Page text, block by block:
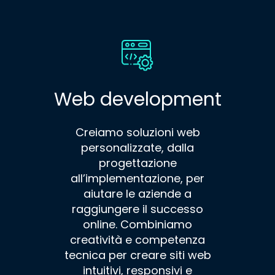
Web development
Creiamo soluzioni web
personalizzate, dalla
progettazione
all’implementazione, per
aiutare le aziende a
raggiungere il successo
online. Combiniamo
creatività e competenza
tecnica per creare siti web
intuitivi, responsivi e